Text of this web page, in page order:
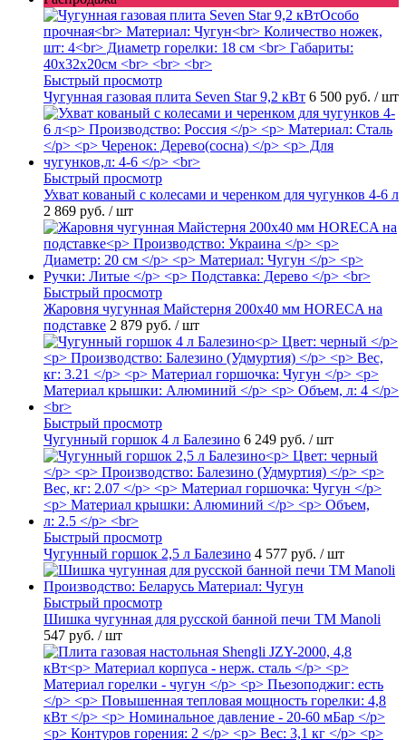
Быстрый просмотр
Чугунная газовая плита Seven Star 9,2 кВт 6 500 руб. / шт
Быстрый просмотр
Ухват кованый с колесами и черенком для чугунков 4-6 л
2 869 руб. / шт
Быстрый просмотр
Жаровня чугунная Майстерня 200х40 мм HORECA на
подставке 2 879 руб. / шт
Быстрый просмотр
Чугунный горшок 4 л Балезино 6 249 руб. / шт
Быстрый просмотр
Чугунный горшок 2,5 л Балезино 4 577 руб. / шт
Быстрый просмотр
Шишка чугунная для русской банной печи ТМ Manoli
547 руб. / шт